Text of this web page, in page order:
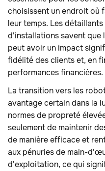
choisissent un endroit où
leur temps. Les
d'installations savent
peut avoir un impact
fidélité des clients et, en
performances financières.
La transition vers les
avantage certain dans la
normes de propreté
seulement de maintenir
de manière efficace et
aux pénuries de main-
d'exploitation, ce qui